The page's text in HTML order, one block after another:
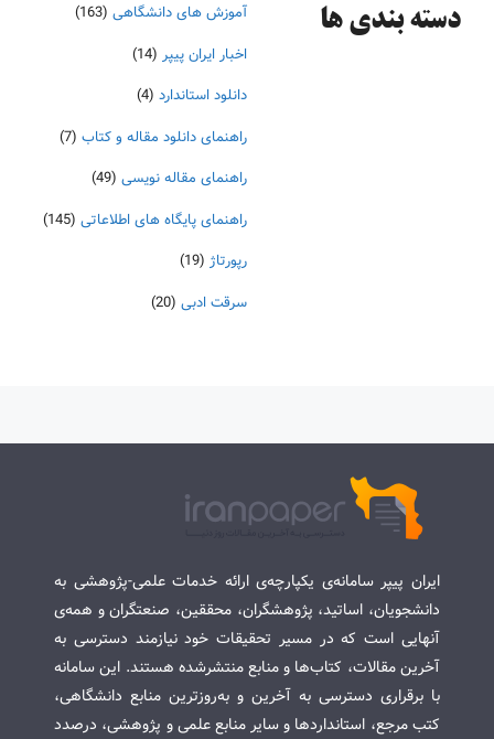
دسته‌ بندی ها آموزش های دانشگاهی (163)
اخبار ایران پیپر (14)
دانلود استاندارد (4)
راهنمای دانلود مقاله و کتاب (7)
راهنمای مقاله نویسی (49)
راهنمای پایگاه های اطلاعاتی (145)
رپورتاژ (19)
سرقت ادبی (20)
ایران پیپر سامانه‌ی یکپارچه‌ی ارائه خدمات علمی-پژوهشی به
دانشجویان، اساتید، پژوهشگران، محققین، صنعتگران و همه‌ی
آنهایی است که در مسیر تحقیقات خود نیازمند دسترسی به
آخرین مقالات، کتاب‌ها و منابع منتشرشده هستند. این سامانه
با برقراری دسترسی به آخرین و به‌روزترین منابع دانشگاهی،
کتب مرجع، استانداردها و سایر منابع علمی و پژوهشی، درصدد